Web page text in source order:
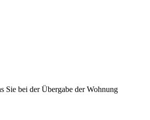
Sie bei der Übergabe der Wohnung